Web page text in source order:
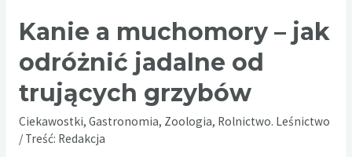
Kanie a muchomory – jak
odróżnić jadalne od
trujących grzybów
Ciekawostki, Gastronomia, Zoologia, Rolnictwo. Leśnictwo
/ Treść: Redakcja